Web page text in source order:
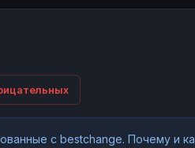
с bestchange. Почему и